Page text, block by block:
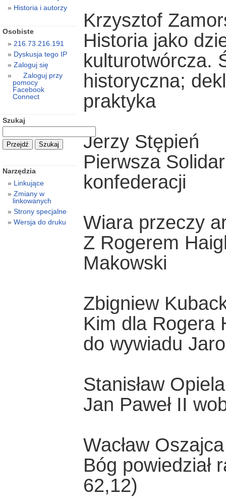
Krzysztof
Historia jako
kulturotwórcza.
historyczna;
praktyka
Jerzy Stępień
Pierwsza
konfederacji
Wiara przeczy
Z Rogerem
Makowski
Zbigniew
Kim dla Rogera
do wywiadu
Stanisław
Jan Paweł II
Wacław
Bóg powiedział
62,12)
Historia i autorzy
Osobiste
216.73.216.191
Dyskusja tego IP
Zaloguj się
Zaloguj przy
pomocy
Facebook
Connect
Szukaj
Narzędzia
Linkujące
Zmiany w
linkowanych
Strony specjalne
Wersja do druku